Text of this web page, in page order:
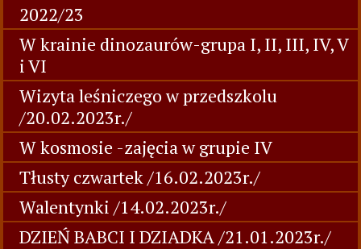
2022/23
W krainie dinozaurów-grupa I, II, III, IV, V
i VI
Wizyta leśniczego w przedszkolu
/20.02.2023r./
W kosmosie -zajęcia w grupie IV
Tłusty czwartek /16.02.2023r./
Walentynki /14.02.2023r./
DZIEŃ BABCI I DZIADKA /21.01.2023r./